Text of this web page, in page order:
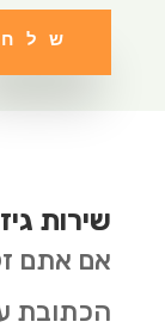
שלח
שירות
אם אתם
הכתובת